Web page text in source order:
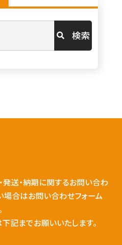
検索
発送・納期に関するお問い合わ
場合はお問い合わせフォーム
記までお願いいたします。